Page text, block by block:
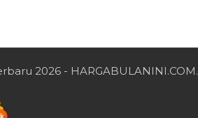
2026 - HARGABULANINI.COM.